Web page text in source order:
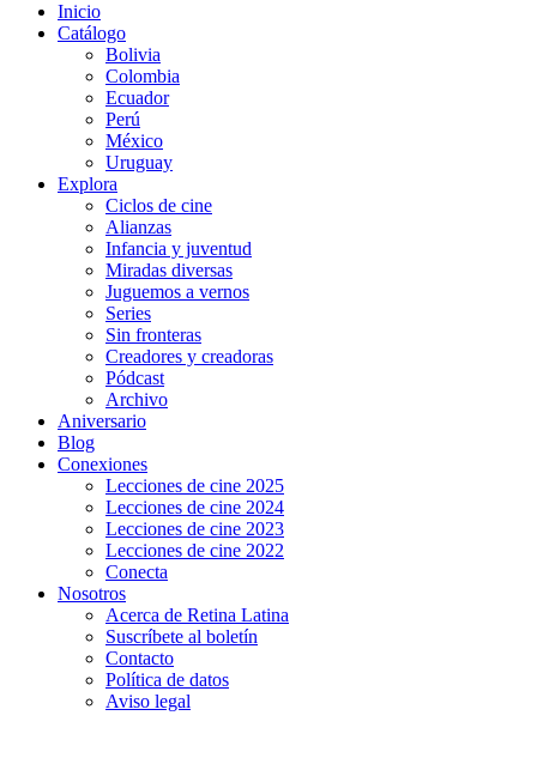
Inicio
Catálogo
Bolivia
Colombia
Ecuador
Perú
México
Uruguay
Explora
Ciclos de cine
Alianzas
Infancia y juventud
Miradas diversas
Juguemos a vernos
Series
Sin fronteras
Creadores y creadoras
Pódcast
Archivo
Aniversario
Blog
Conexiones
Lecciones de cine 2025
Lecciones de cine 2024
Lecciones de cine 2023
Lecciones de cine 2022
Conecta
Nosotros
Acerca de Retina Latina
Suscríbete al boletín
Contacto
Política de datos
Aviso legal